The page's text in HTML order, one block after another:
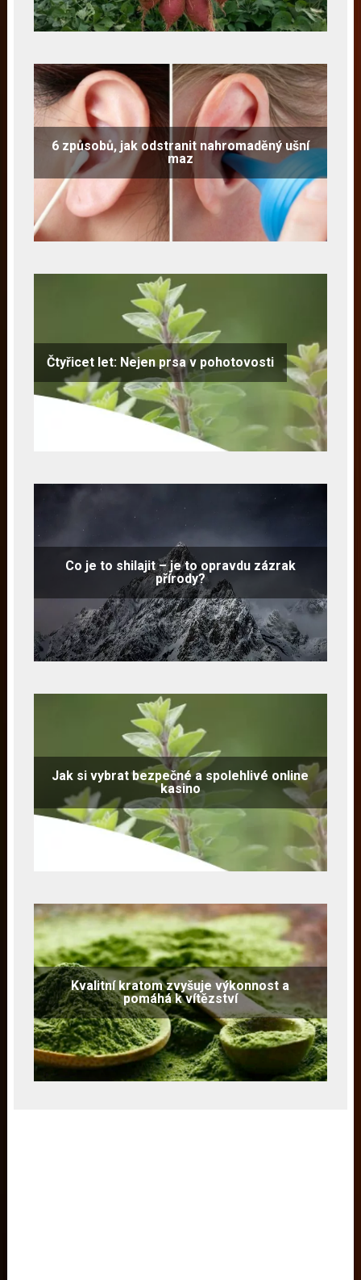
6 způsobů, jak odstranit nahromaděný ušní
maz
Čtyřicet let: Nejen prsa v pohotovosti
Co je to shilajit – je to opravdu zázrak
přírody?
Jak si vybrat bezpečné a spolehlivé online
kasino
Kvalitní kratom zvyšuje výkonnost a
pomáhá k vítězství